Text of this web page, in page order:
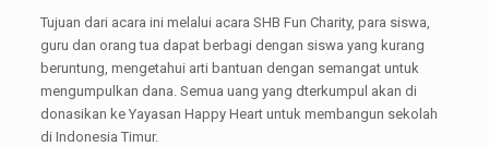
Tujuan dari acara ini melalui acara SHB Fun Charity, para siswa,
guru dan orang tua dapat berbagi dengan siswa yang kurang
beruntung, mengetahui arti bantuan dengan semangat untuk
mengumpulkan dana. Semua uang yang dterkumpul akan di
donasikan ke Yayasan Happy Heart untuk membangun sekolah
di Indonesia Timur.